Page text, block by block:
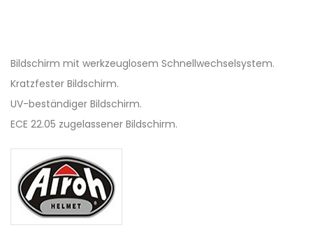
Bildschirm mit werkzeuglosem Schnellwechselsystem.
Kratzfester Bildschirm.
UV-beständiger Bildschirm.
ECE 22.05 zugelassener Bildschirm.